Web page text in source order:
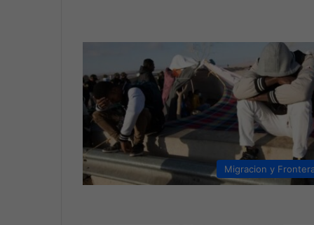
Migracion y